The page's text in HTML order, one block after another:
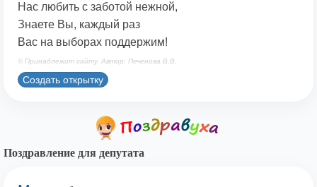
Нас любить с заботой нежной,
Знаете Вы, каждый раз
Вас на выборах поддержим!
© Принадлежит сайту. Автор: Печенова В.В.
Создать открытку
Поздравление для депутата